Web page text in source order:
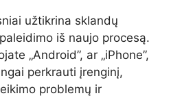
užtikrina sklandų
iš naujo procesą.
„Android”, ar „iPhone”,
perkrauti įrenginį,
problemų ir